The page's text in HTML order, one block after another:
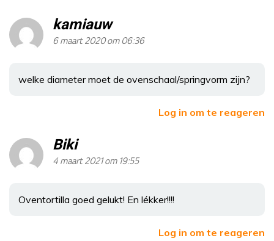
kamiauw
6 maart 2020 om 06:36
welke diameter moet de ovenschaal/springvorm zijn?
Log in om te reageren
Biki
4 maart 2021 om 19:55
Oventortilla goed gelukt! En lékker!!!!
Log in om te reageren